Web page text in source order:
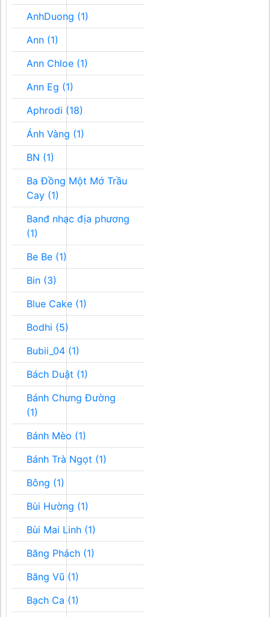
AnhDuong (1)
Ann (1)
Ann Chloe (1)
Ann Eg (1)
Aphrodi (18)
Ánh Vàng (1)
BN (1)
Ba Đồng Một Mớ Trầu
Cay (1)
Banđ nhạc địa phương
(1)
Be Be (1)
Bin (3)
Blue Cake (1)
Bodhi (5)
Bubii_04 (1)
Bách Duật (1)
Bánh Chưng Đường
(1)
Bánh Mèo (1)
Bánh Trà Ngọt (1)
Bông (1)
Bùi Hường (1)
Bùi Mai Linh (1)
Băng Phách (1)
Băng Vũ (1)
Bạch Ca (1)